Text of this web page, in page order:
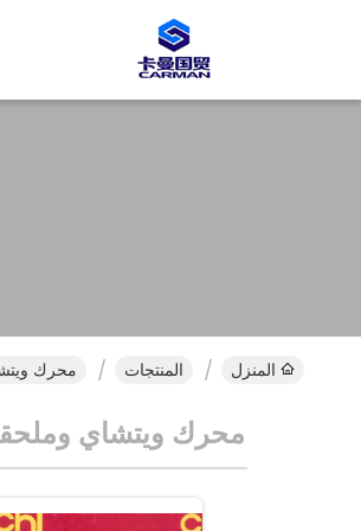
المنزل المنتجات محرك
محرك ويتشاي